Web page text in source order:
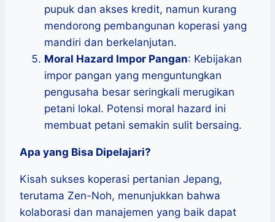
pupuk dan akses kredit, namun kurang
mendorong pembangunan koperasi yang
mandiri dan berkelanjutan.
Moral Hazard Impor Pangan: Kebijakan
impor pangan yang menguntungkan
pengusaha besar seringkali merugikan
petani lokal. Potensi moral hazard ini
membuat petani semakin sulit bersaing.
Apa yang Bisa Dipelajari?
Kisah sukses koperasi pertanian Jepang,
terutama Zen-Noh, menunjukkan bahwa
kolaborasi dan manajemen yang baik dapat